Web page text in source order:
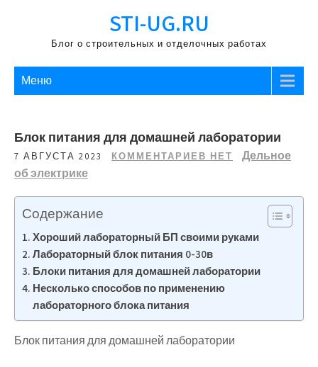
содержимому
STI-UG.RU
Блог о строительных и отделочных работах
Меню
Блок питания для домашней лаборатории
7 АВГУСТА 2023 КОММЕНТАРИЕВ НЕТ
Дельное
об электрике
Содержание
Хороший лабораторный БП своими руками
Лабораторный блок питания 0-30в
Блоки питания для домашней лаборатории
Несколько способов по применению
лабораторного блока питания
Блок питания для домашней лаборатории